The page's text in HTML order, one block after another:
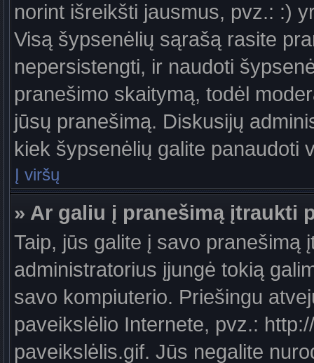
norint išreikšti jausmus, pvz.: :)
Visą šypsenėlių sąrašą rasite
nepersistengti, ir naudoti
pranešimo skaitymą, todėl
jūsų pranešimą. Diskusijų
kiek šypsenėlių galite panaudoti
Į viršų
» Ar galiu į pranešimą įtraukti
Taip, jūs galite į savo pranešimą
administratorius įjungė tokią
savo kompiuterio. Priešingu
paveikslėlio Internete, pvz.:
paveikslėlis.gif. Jūs negalite